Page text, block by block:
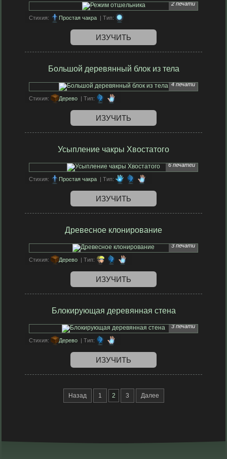
2 печати
Стихия: Простая чакра | Тип:
ИЗУЧИТЬ
Большой деревянный блок из тела
4 печати
Стихия: Дерево | Тип:
ИЗУЧИТЬ
Усыпление чакры Хвостатого
6 печатей
Стихия: Простая чакра | Тип:
ИЗУЧИТЬ
Древесное клонирование
3 печати
Стихия: Дерево | Тип:
ИЗУЧИТЬ
Блокирующая деревянная стена
3 печати
Стихия: Дерево | Тип:
ИЗУЧИТЬ
Назад 1 2 3 Далее